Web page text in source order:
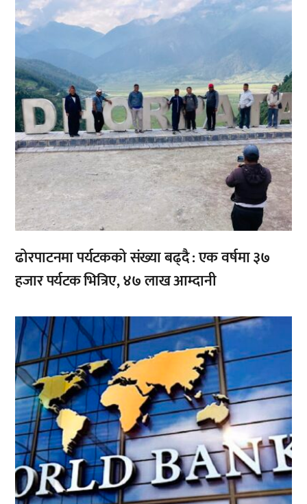
,,
ढोरपाटनमा पर्यटकको संख्या बढ्दै : एक वर्षमा ३७
हजार पर्यटक भित्रिए, ४७ लाख आम्दानी